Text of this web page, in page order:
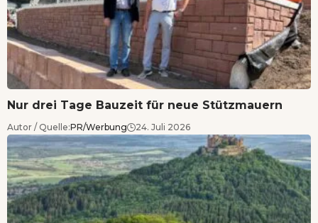
Nur drei Tage Bauzeit für neue Stützmauern
Autor / Quelle:PR/Werbung 24. Juli 2026